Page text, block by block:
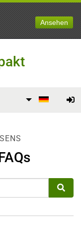
Ansehen